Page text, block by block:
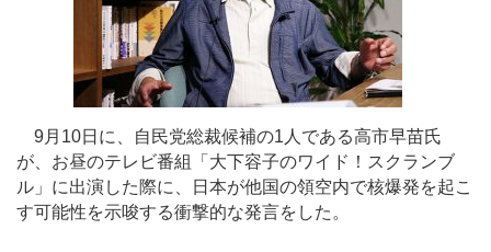
9月10日に、自民党総裁候補の1人である高市早苗氏
が、お昼のテレビ番組「大下容子のワイド！スクランブ
ル」に出演した際に、日本が他国の領空内で核爆発を起こ
す可能性を示唆する衝撃的な発言をした。